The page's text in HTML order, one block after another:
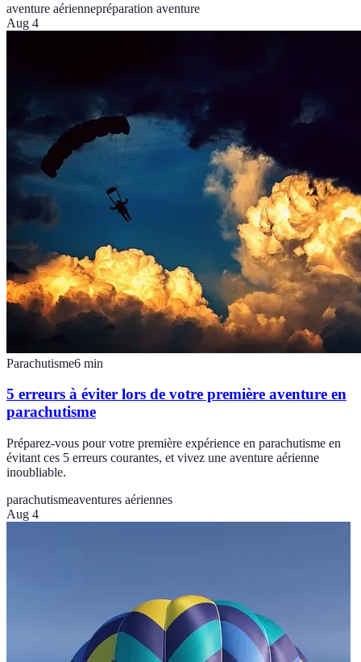
aventure aériennepréparation aventure
Aug 4
Parachutisme6 min
5 erreurs à éviter lors de votre première aventure en
parachutisme
Préparez-vous pour votre première expérience en parachutisme en
évitant ces 5 erreurs courantes, et vivez une aventure aérienne
inoubliable.
parachutismeaventures aériennes
Aug 4